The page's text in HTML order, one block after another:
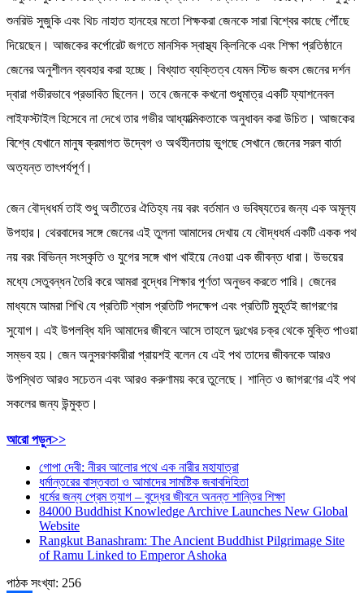
শুনরিউ সুজুকি এবং থিচ নাহাত হানহের মতো শিক্ষকরা জেনকে সারা বিশ্বের কাছে পৌঁছে
দিয়েছেন। আজকের কর্পোরেট জগতে মানসিক স্বাস্থ্য ক্লিনিকে এবং শিক্ষা প্রতিষ্ঠানে
জেনের অনুশীলন ব্যবহার করা হচ্ছে। বিখ্যাত ব্যক্তিত্ব যেমন স্টিভ জবস জেনের দর্শন
দ্বারা গভীরভাবে প্রভাবিত ছিলেন। তবে জেনকে কখনো শুধুমাত্র একটি ফ্যাশনেবল
লাইফস্টাইল হিসেবে না দেখে তার গভীর আধ্যাত্মিকতাকে অনুধাবন করা উচিত। আজকের
বিশ্বে যেখানে মানুষ ক্রমাগত উদ্বেগ ও অর্থহীনতায় ভুগছে সেখানে জেনের সরল বার্তা
অত্যন্ত তাৎপর্যপূর্ণ।
জেন বৌদ্ধধর্ম তাই শুধু অতীতের ঐতিহ্য নয় বরং বর্তমান ও ভবিষ্যতের জন্য এক অমূল্য
উপহার। থেরবাদের সঙ্গে জেনের এই তুলনা আমাদের দেখায় যে বৌদ্ধধর্ম একটি একক পথ
নয় বরং বিভিন্ন সংস্কৃতি ও যুগের সঙ্গে খাপ খাইয়ে নেওয়া এক জীবন্ত ধারা। উভয়ের
মধ্যে সেতুবন্ধন তৈরি করে আমরা বুদ্ধের শিক্ষার পূর্ণতা অনুভব করতে পারি। জেনের
মাধ্যমে আমরা শিখি যে প্রতিটি শ্বাস প্রতিটি পদক্ষেপ এবং প্রতিটি মুহূর্তই জাগরণের
সুযোগ। এই উপলব্ধি যদি আমাদের জীবনে আসে তাহলে দুঃখের চক্র থেকে মুক্তি পাওয়া
সম্ভব হয়। জেন অনুসরণকারীরা প্রায়শই বলেন যে এই পথ তাদের জীবনকে আরও
উপস্থিত আরও সচেতন এবং আরও করুণাময় করে তুলেছে। শান্তি ও জাগরণের এই পথ
সকলের জন্য উন্মুক্ত।
আরো পড়ুন>>:
ও
জেন:
বৌদ্ধধর্মের
দুই
ধারা,
একই
সত্য
গোপা দেবী: নীরব আলোর পথে এক নারীর মহাযাত্রা
ধর্মান্তরের বাস্তবতা ও আমাদের সামষ্টিক জবাবদিহিতা
ধর্মের জন্য প্রেম ত্যাগ – বুদ্ধের জীবনে অনন্ত শান্তির শিক্ষা
84000 Buddhist Knowledge Archive Launches New Global
Website
Rangkut Banashram: The Ancient Buddhist Pilgrimage Site
of Ramu Linked to Emperor Ashoka
পাঠক সংখ্যা: 256